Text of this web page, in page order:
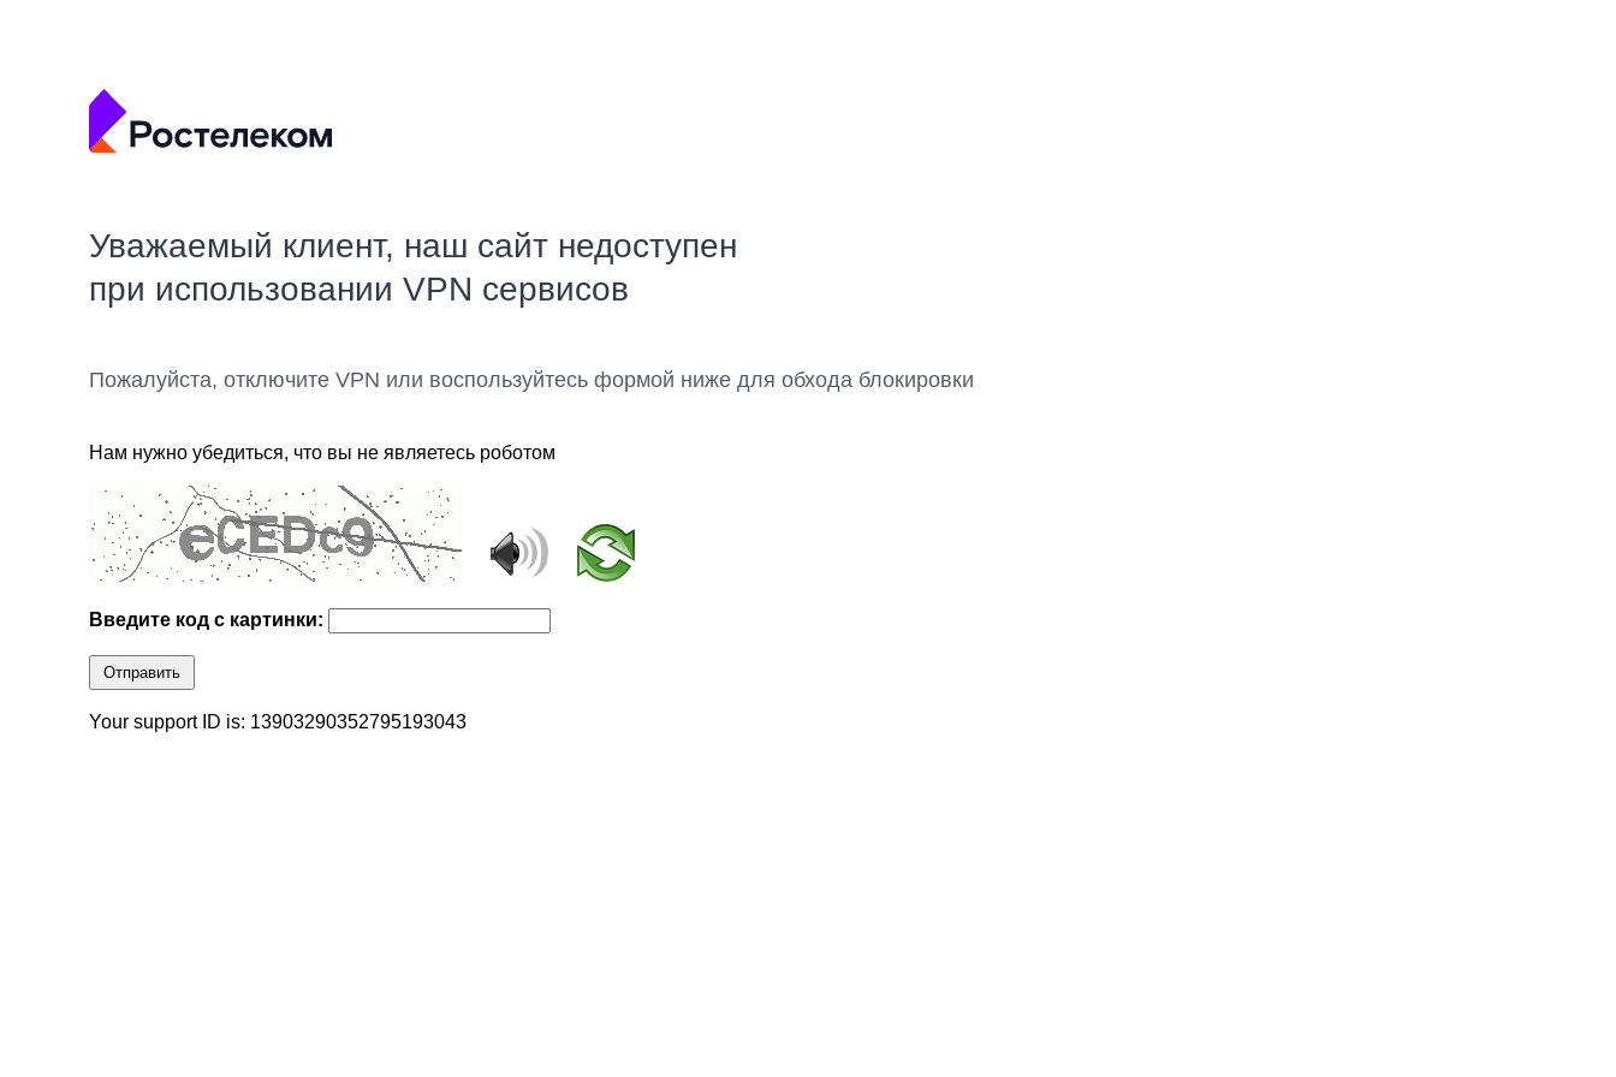
Уважаемый клиент, наш сайт недоступен
при использовании VPN сервисов
Пожалуйста, отключите VPN или воспользуйтесь формой ниже для обхода блокировки
Нам нужно убедиться, что вы не являетесь роботом
Введите код с картинки:
Отправить
Your support ID is: 13903290352795193043